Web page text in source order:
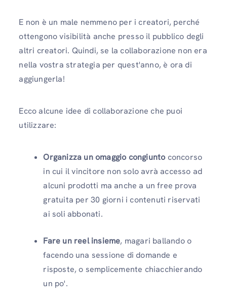
E non è un male nemmeno per i creatori, perché
ottengono visibilità anche presso il pubblico degli
altri creatori. Quindi, se la collaborazione non era
nella vostra strategia per quest'anno, è ora di
aggiungerla!
Ecco alcune idee di collaborazione che puoi
utilizzare:
Organizza un omaggio congiunto concorso
in cui il vincitore non solo avrà accesso ad
alcuni prodotti ma anche a un free prova
gratuita per 30 giorni i contenuti riservati
ai soli abbonati.
Fare un reel insieme, magari ballando o
facendo una sessione di domande e
risposte, o semplicemente chiacchierando
un po'.